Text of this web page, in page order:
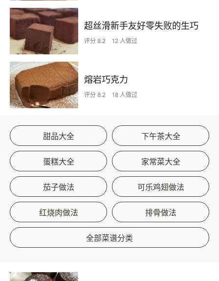
超丝滑新手友好零失败的生巧
评分 8.2 12 人做过
熔岩巧克力
评分 8.2 18 人做过
甜品大全 下午茶大全
蛋糕大全 家常菜大全
茄子做法 可乐鸡翅做法
红烧肉做法 排骨做法
全部菜谱分类